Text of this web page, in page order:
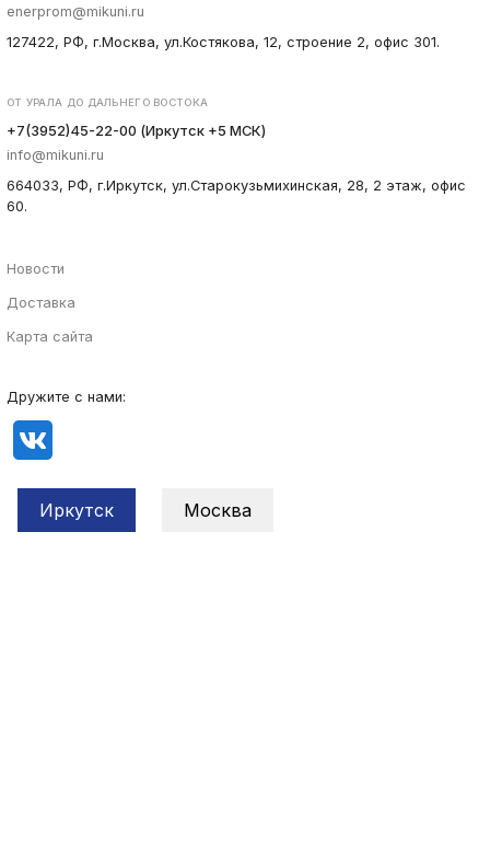
enerprom@mikuni.ru
127422, РФ, г.Москва, ул.Костякова, 12, строение 2, офис 301.
ОТ УРАЛА ДО ДАЛЬНЕГО ВОСТОКА
+7(3952)45-22-00 (Иркутск +5 МСК)
info@mikuni.ru
664033, РФ, г.Иркутск, ул.Старокузьмихинская, 28, 2 этаж, офис
60.
Новости
Доставка
Карта сайта
Дружите с нами:
Иркутск Москва